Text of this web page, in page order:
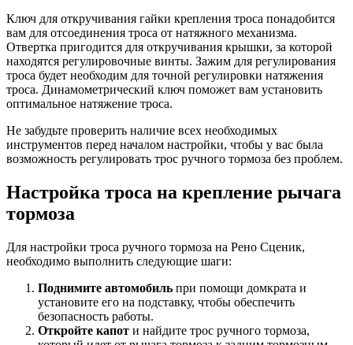
Ключ для откручивания гайки крепления троса понадобится
вам для отсоединения троса от натяжного механизма.
Отвертка пригодится для откручивания крышки, за которой
находятся регулировочные винты. Зажим для регулирования
троса будет необходим для точной регулировки натяжения
троса. Динамометрический ключ поможет вам установить
оптимальное натяжение троса.
Не забудьте проверить наличие всех необходимых
инструментов перед началом настройки, чтобы у вас была
возможность регулировать трос ручного тормоза без проблем.
Настройка троса на крепление рычага
тормоза
Для настройки троса ручного тормоза на Рено Сценик,
необходимо выполнить следующие шаги:
Поднимите автомобиль при помощи домкрата и
установите его на подставку, чтобы обеспечить
безопасность работы.
Откройте капот и найдите трос ручного тормоза,